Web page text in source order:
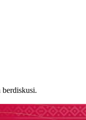
berdiskusi.